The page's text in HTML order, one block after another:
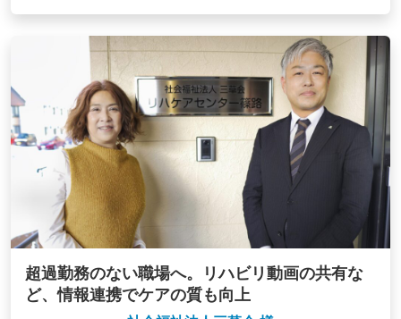
超過勤務のない職場へ。リハビリ動画の共有な
ど、情報連携でケアの質も向上